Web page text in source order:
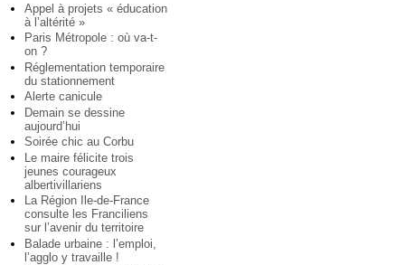
Appel à projets « éducation
à l’altérité »
Paris Métropole : où va-t-
on ?
Réglementation temporaire
du stationnement
Alerte canicule
Demain se dessine
aujourd’hui
Soirée chic au Corbu
Le maire félicite trois
jeunes courageux
albertivillariens
La Région Ile-de-France
consulte les Franciliens
sur l’avenir du territoire
Balade urbaine : l’emploi,
l’agglo y travaille !